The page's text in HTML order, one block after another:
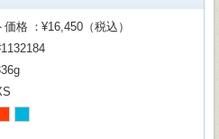
価格
¥16,450（税込）